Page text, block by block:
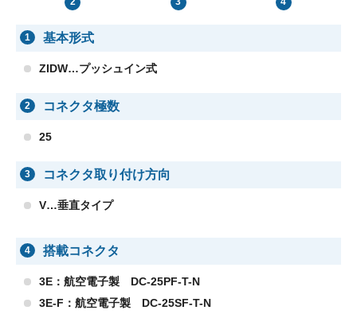
1 基本形式
ZIDW…プッシュイン式
2 コネクタ極数
25
3 コネクタ取り付け方向
V…垂直タイプ
4 搭載コネクタ
3E：航空電子製 DC-25PF-T-N
3E-F：航空電子製 DC-25SF-T-N